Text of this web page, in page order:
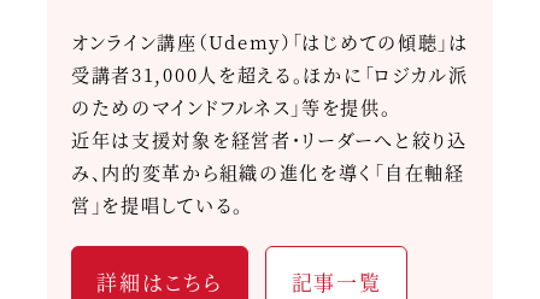
オンライン講座（Udemy）「はじめての傾聴」は
受講者31,000人を超える。ほかに「ロジカル派
のためのマインドフルネス」等を提供。
近年は支援対象を経営者・リーダーへと絞り込
み、内的変革から組織の進化を導く「自在軸経
営」を提唱している。
詳細はこちら 記事一覧